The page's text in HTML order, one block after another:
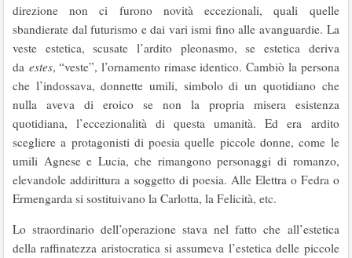
direzione non ci furono novità eccezionali, quali quelle
sbandierate dal futurismo e dai vari ismi fino alle avanguardie. La
veste estetica, scusate l’ardito pleonasmo, se estetica deriva
da estes, “veste”, l’ornamento rimase identico. Cambiò la persona
che l’indossava, donnette umili, simbolo di un quotidiano che
nulla aveva di eroico se non la propria misera esistenza
quotidiana, l’eccezionalità di questa umanità. Ed era ardito
scegliere a protagonisti di poesia quelle piccole donne, come le
umili Agnese e Lucia, che rimangono personaggi di romanzo,
elevandole addirittura a soggetto di poesia. Alle Elettra o Fedra o
Ermengarda si sostituivano la Carlotta, la Felicità, etc.
Lo straordinario dell’operazione stava nel fatto che all’estetica
della raffinatezza aristocratica si assumeva l’estetica delle piccole